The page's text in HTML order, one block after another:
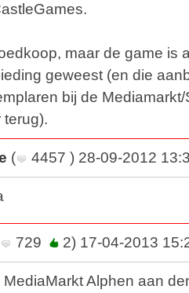
maar de game is
geweest (en die
bij de
terug).
( 4457 ) 28-09-2012
729 2) 17-04-2013
MediaMarkt Alphen aan